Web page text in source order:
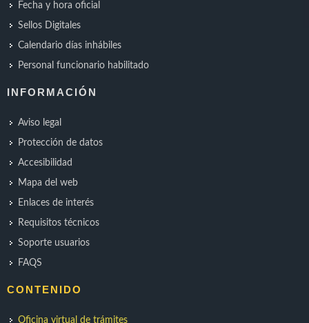
Fecha y hora oficial
Sellos Digitales
Calendario días inhábiles
Personal funcionario habilitado
INFORMACIÓN
Aviso legal
Protección de datos
Accesibilidad
Mapa del web
Enlaces de interés
Requisitos técnicos
Soporte usuarios
FAQS
CONTENIDO
Oficina virtual de trámites